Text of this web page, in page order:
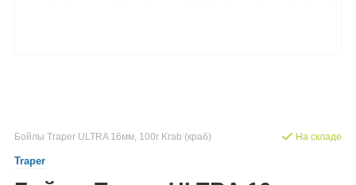
Бойлы Traper ULTRA 16мм, 100г Krab (краб)
Traper
На складе